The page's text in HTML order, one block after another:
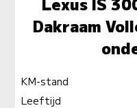
Dakraam
KM-stand
Leeftijd